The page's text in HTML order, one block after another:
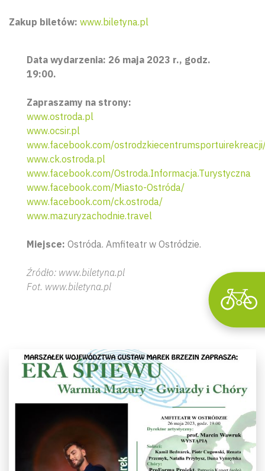
Zakup biletów: www.biletyna.pl
Data wydarzenia: 26 maja 2023 r., godz.
19:00.
Zapraszamy na strony:
www.ostroda.pl
www.ocsir.pl
www.facebook.com/
www.ck.ostroda.pl
www.facebook.com/Ostroda.Informacja.Turystyczna
www.facebook.com/Miasto-Ostróda/
www.facebook.com/ck.ostroda/
www.mazuryzachodnie.travel
Miejsce: Ostróda. Amfiteatr w Ostródzie.
Źródło: www.biletyna.pl
Fot. www.biletyna.pl